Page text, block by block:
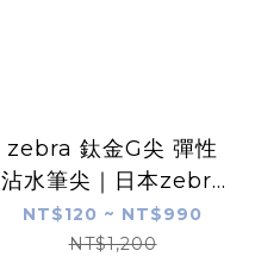
zebra 鈦金G尖 彈性
沾水筆尖｜日本zebra
斑馬
NT$120 ~ NT$990
NT$1,200